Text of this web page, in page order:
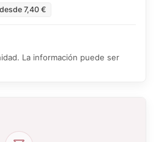
7,40 €
La información puede ser